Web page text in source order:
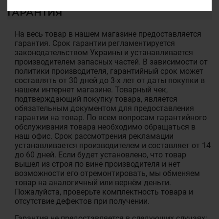
ГАРАНТИЯ
На весь товар в нашем магазине предоставляется
гарантия. Срок гарантии регламентируется
законодательством Украины и устанавливается
производителем запасных частей. В зависимости от
политики производителя, гарантийный срок может
составлять от 30 дней до 3-х лет от даты покупки в
нашем интернет магазине. Товарный чек,
подтверждающий покупку товара, является
обязательным документом для предоставления
гарантии на товар. По всем вопросам гарантийного
обслуживания товара необходимо обращаться в
наш офис. Срок рассмотрения рекламации
устанавливается производителем и составляет от 14
до 60 дней. Если будет установлено, что товар
вышел из строя по вине производителя и нет
возможности его отремонтировать, мы обменяем
товар на аналогичный или вернём деньги.
Пожалуйста, проверьте комплектность товара и
отсутствие дефектов при получении.